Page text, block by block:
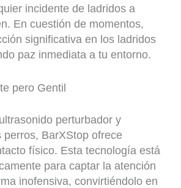
incidente de ladridos a
En cuestión de momentos,
significativa en los ladridos
paz inmediata a tu entorno.
pero Gentil
perturbador y
perros, BarXStop ofrece
físico. Esta tecnología está
para captar la atención
inofensiva, convirtiéndolo en